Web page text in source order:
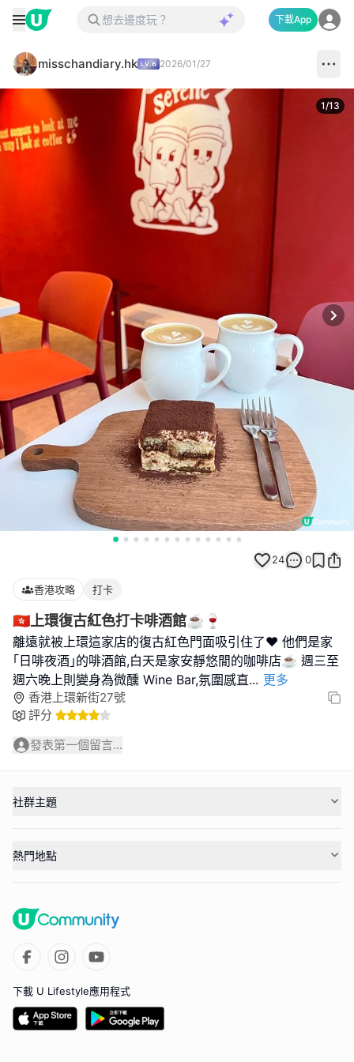
下載App
misschandiary.hk 2026/01/27
1/13
24 0
香港攻略 打卡
🇭🇰上環復古紅色打卡啡酒館☕️🍷
離遠就被上環這家店的復古紅色門面吸引住了❤️ 他們是家
｢日啡夜酒｣的啡酒館,白天是家安靜悠閒的咖啡店☕️ 週三至
週六晚上則變身為微醺 Wine Bar,氛圍感直... 更多
香港上環新街27號
評分
發表第一個留言...
社群主題
熱門地點
下載 U Lifestyle應用程式